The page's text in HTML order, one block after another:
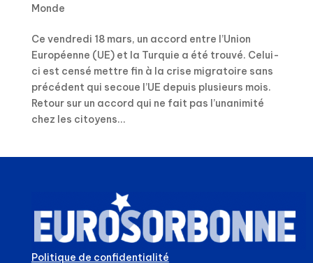
Monde
Ce vendredi 18 mars, un accord entre l’Union
Européenne (UE) et la Turquie a été trouvé. Celui-
ci est censé mettre fin à la crise migratoire sans
précédent qui secoue l’UE depuis plusieurs mois.
Retour sur un accord qui ne fait pas l’unanimité
chez les citoyens...
Politique de confidentialité